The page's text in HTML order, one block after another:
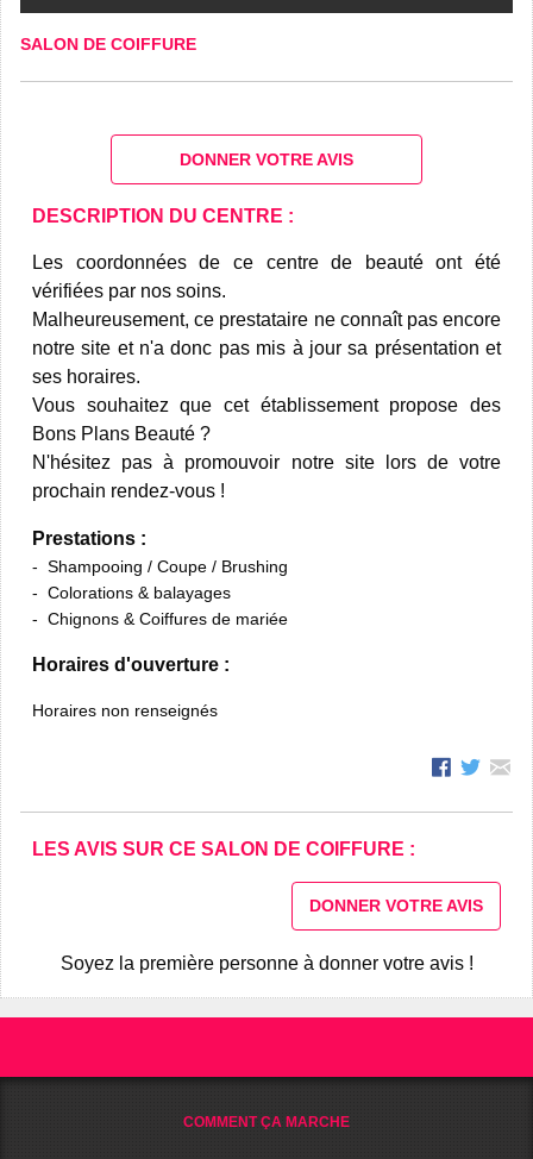
SALON DE COIFFURE
DONNER VOTRE AVIS
DESCRIPTION DU CENTRE :
Les coordonnées de ce centre de beauté ont été
vérifiées par nos soins.
Malheureusement, ce prestataire ne connaît pas encore
notre site et n'a donc pas mis à jour sa présentation et
ses horaires.
Vous souhaitez que cet établissement propose des
Bons Plans Beauté ?
N'hésitez pas à promouvoir notre site lors de votre
prochain rendez-vous !
Prestations :
Shampooing / Coupe / Brushing
Colorations & balayages
Chignons & Coiffures de mariée
Horaires d'ouverture :
Horaires non renseignés
LES AVIS SUR CE SALON DE COIFFURE :
DONNER VOTRE AVIS
Soyez la première personne à donner votre avis !
COMMENT ÇA MARCHE